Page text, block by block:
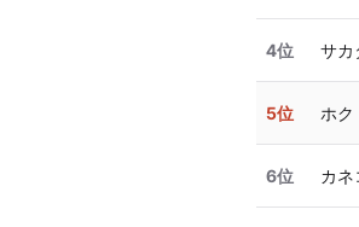
4位 サカ
5位 ホク
6位 カネ